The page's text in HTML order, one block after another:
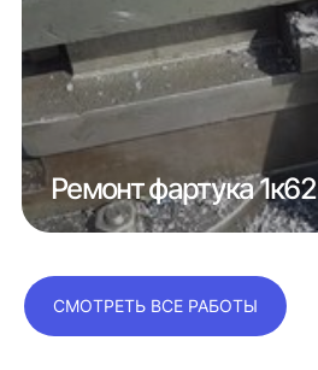
Ремонт фартука 1к62
СМОТРЕТЬ ВСЕ РАБОТЫ